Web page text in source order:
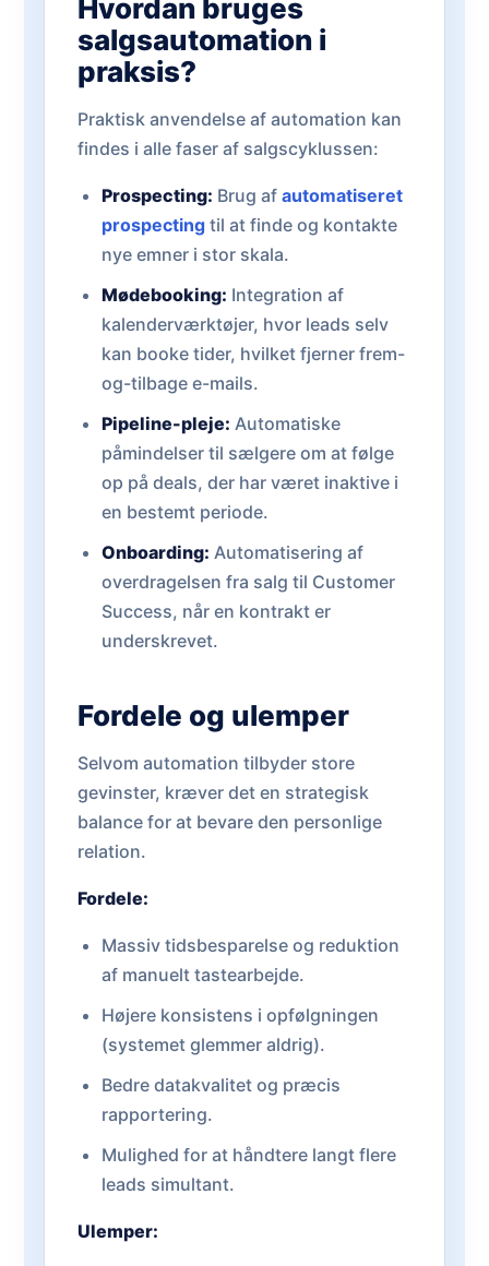
Hvordan bruges
salgsautomation i
praksis?
Praktisk anvendelse af automation kan
findes i alle faser af salgscyklussen:
Prospecting: Brug af automatiseret
prospectingtil at finde og kontakte
nye emner i stor skala.
Mødebooking: Integration af
kalenderværktøjer, hvor leads selv
kan booke tider, hvilket fjerner frem-
og-tilbage e-mails.
Pipeline-pleje: Automatiske
påmindelser til sælgere om at følge
op på deals, der har været inaktive i
en bestemt periode.
Onboarding: Automatisering af
overdragelsen fra salg til Customer
Success, når en kontrakt er
underskrevet.
Fordele og ulemper
Selvom automation tilbyder store
gevinster, kræver det en strategisk
balance for at bevare den personlige
relation.
Fordele:
Massiv tidsbesparelse og reduktion
af manuelt tastearbejde.
Højere konsistens i opfølgningen
(systemet glemmer aldrig).
Bedre datakvalitet og præcis
rapportering.
Mulighed for at håndtere langt flere
leads simultant.
Ulemper: